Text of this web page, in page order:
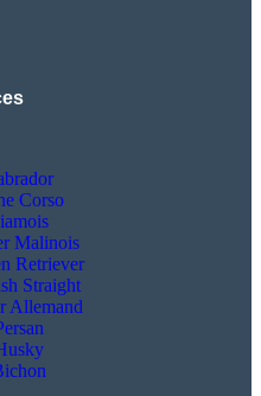
Corso
Malinois
Retriever
Straight
Allemand